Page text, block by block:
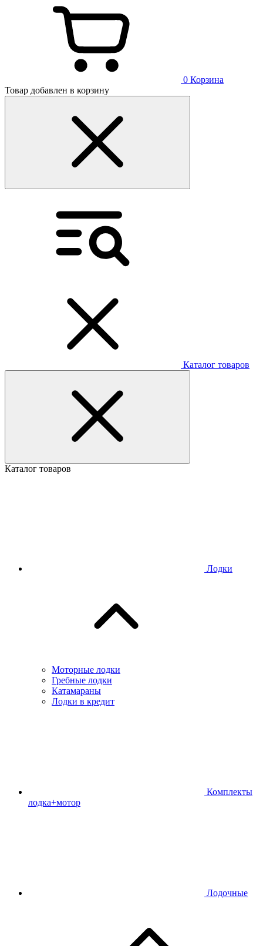
0 Корзина
Товар добавлен в корзину
Каталог товаров
Каталог товаров
Лодки
Моторные лодки
Гребные лодки
Катамараны
Лодки в кредит
Комплекты
лодка+мотор
Лодочные